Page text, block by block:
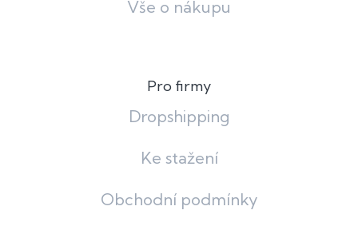
Vše o nákupu
Pro firmy
Dropshipping
Ke stažení
Obchodní podmínky